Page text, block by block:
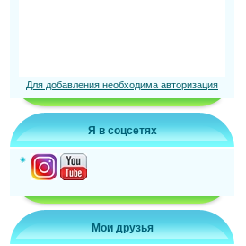
Для добавления необходима авторизация
Я в соцсетях
Мои друзья